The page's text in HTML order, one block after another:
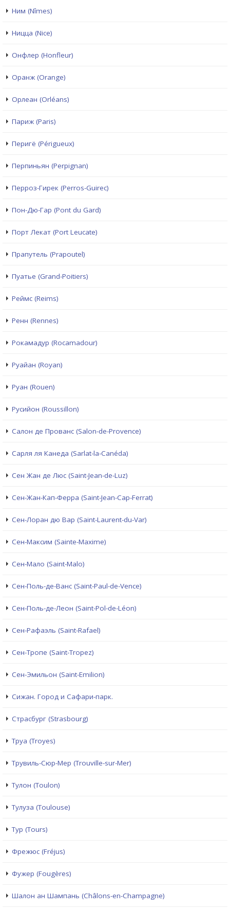
Ним (Nîmes)
Ницца (Nice)
Онфлер (Honfleur)
Оранж (Orange)
Орлеан (Orléans)
Париж (Paris)
Перигё (Périgueux)
Перпиньян (Perpignan)
Перроз-Гирек (Perros-Guirec)
Пон-Дю-Гар (Pont du Gard)
Порт Лекат (Port Leucate)
Прапутель (Prapoutel)
Пуатье (Grand-Poitiers)
Реймс (Reims)
Ренн (Rennes)
Рокамадур (Rocamadour)
Руайан (Royan)
Руан (Rouen)
Русийон (Roussillon)
Салон де Прованс (Salon-de-Provence)
Сарля ля Канеда (Sarlat-la-Canéda)
Сен Жан де Люс (Saint-Jean-de-Luz)
Сен-Жан-Кап-Ферра (Saint-Jean-Cap-Ferrat)
Сен-Лоран дю Вар (Saint-Laurent-du-Var)
Сен-Максим (Sainte-Maxime)
Сен-Мало (Saint-Malo)
Сен-Поль-де-Ванс (Saint-Paul-de-Vence)
Сен-Поль-де-Леон (Saint-Pol-de-Léon)
Сен-Рафаэль (Saint-Rafael)
Сен-Тропе (Saint-Tropez)
Сен-Эмильон (Saint-Emilion)
Сижан. Город и Сафари-парк.
Страсбург (Strasbourg)
Труа (Troyes)
Трувиль-Сюр-Мер (Trouville-sur-Mer)
Тулон (Toulon)
Тулуза (Toulouse)
Тур (Tours)
Фрежюс (Fréjus)
Фужер (Fougères)
Шалон ан Шампань (Châlons-en-Champagne)